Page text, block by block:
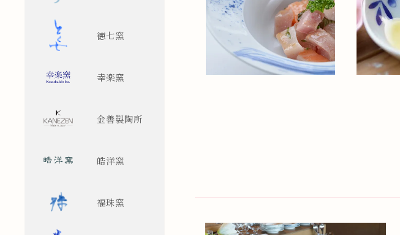
徳七窯
幸楽窯
金善製陶所
皓洋窯
福珠窯